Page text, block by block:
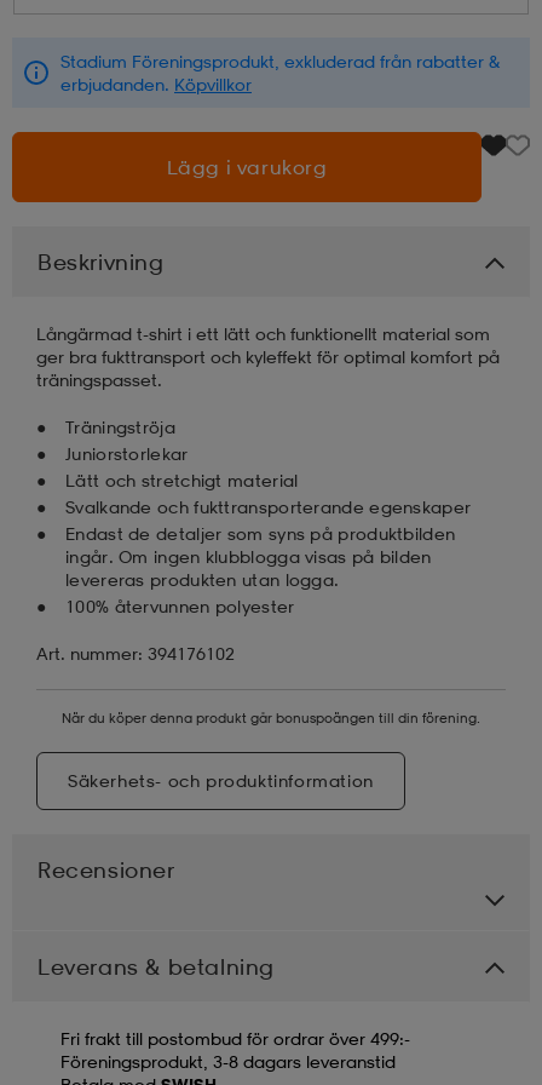
Stadium Föreningsprodukt, exkluderad från rabatter &
erbjudanden. Köpvillkor
Lägg i varukorg
Beskrivning
Långärmad t-shirt i ett lätt och funktionellt material som
ger bra fukttransport och kyleffekt för optimal komfort på
träningspasset.
Träningströja
Juniorstorlekar
Lätt och stretchigt material
Svalkande och fukttransporterande egenskaper
Endast de detaljer som syns på produktbilden
ingår. Om ingen klubblogga visas på bilden
levereras produkten utan logga.
100% återvunnen polyester
Art. nummer: 394176102
När du köper denna produkt går bonuspoängen till din förening.
Säkerhets- och produktinformation
Recensioner
Leverans & betalning
Fri frakt till postombud för ordrar över 499:-
Föreningsprodukt, 3-8 dagars leveranstid